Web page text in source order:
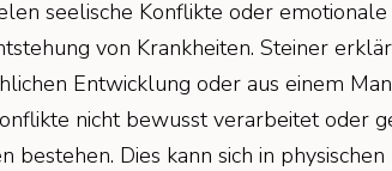
seelische Konflikte oder
von Krankheiten. Steiner
Entwicklung oder aus einem
nicht bewusst verarbeitet oder
Dies kann sich in